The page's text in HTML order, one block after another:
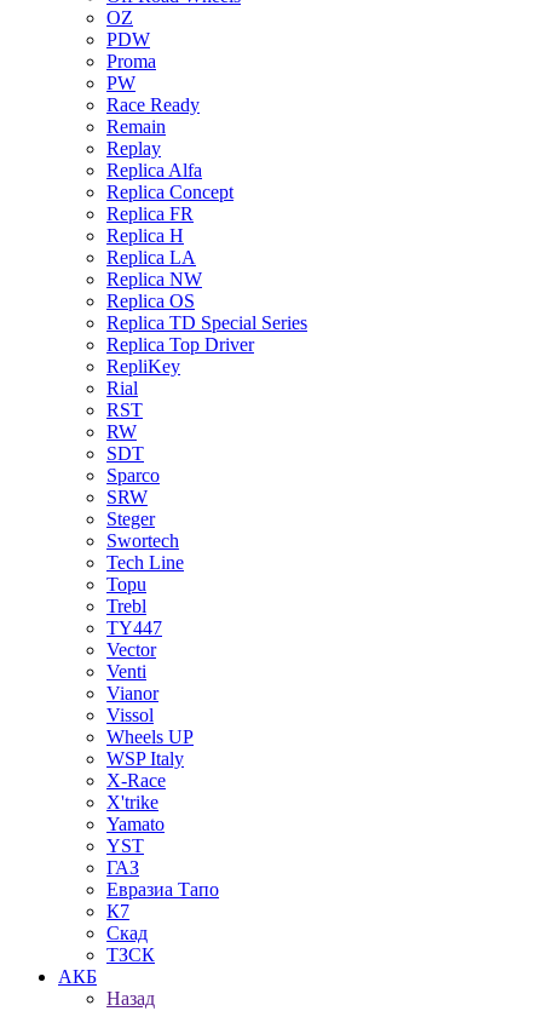
OZ
PDW
Proma
PW
Race Ready
Remain
Replay
Replica Alfa
Replica Concept
Replica FR
Replica H
Replica LA
Replica NW
Replica OS
Replica TD Special Series
Replica Top Driver
RepliKey
Rial
RST
RW
SDT
Sparco
SRW
Steger
Swortech
Tech Line
Topu
Trebl
TY447
Vector
Venti
Vianor
Vissol
Wheels UP
WSP Italy
X-Race
X'trike
Yamato
YST
ГАЗ
Евразиа Тапо
К7
Скад
ТЗСК
АКБ
Назад